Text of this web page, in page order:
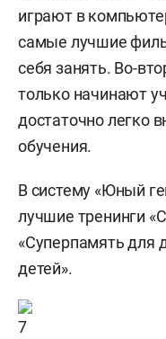
играют в
самые лучшие
себя занять. Во-
только начинают
достаточно легко
обучения.
В систему «Юный
лучшие тренинги
«Суперпамять для
детей».